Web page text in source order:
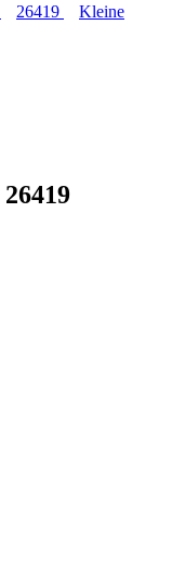
26419
Kleine
26419